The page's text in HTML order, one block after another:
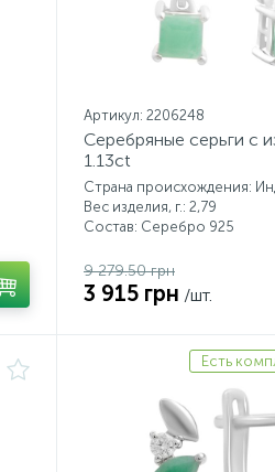
Артикул: 2206248
Серебряные серьги с
1.13ct
Страна происхождения:
Вес изделия, г.: 2,79
Состав: Серебро 925
9 279.50 грн
3 915 грн /шт.
Есть